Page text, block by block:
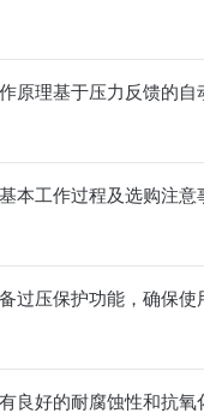
原理基于压力反馈的自
本工作过程及选购注意
过压保护功能，确保使
良好的耐腐蚀性和抗氧